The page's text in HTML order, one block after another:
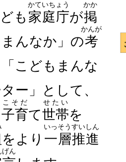
も 家庭庁
かていちょう
が掲
かか
んなか」の考
かんが
こどもまんな
ー」として、
子育
こそだ
て世帯
せたい
を
をより 一層
いっそう
推進
すいしん
げん